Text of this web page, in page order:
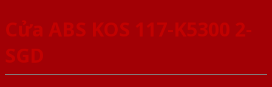
Cửa ABS KOS 117-K5300 2-
SGD